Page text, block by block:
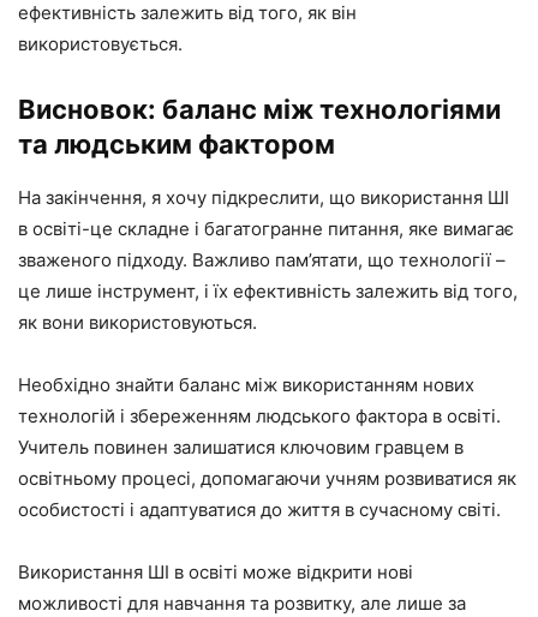
ефективність залежить від того, як він
використовується.
Висновок: баланс між технологіями
та людським фактором
На закінчення, я хочу підкреслити, що використання ШІ
в освіті-це складне і багатогранне питання, яке вимагає
зваженого підходу. Важливо пам’ятати, що технології –
це лише інструмент, і їх ефективність залежить від того,
як вони використовуються.
Необхідно знайти баланс між використанням нових
технологій і збереженням людського фактора в освіті.
Учитель повинен залишатися ключовим гравцем в
освітньому процесі, допомагаючи учням розвиватися як
особистості і адаптуватися до життя в сучасному світі.
Використання ШІ в освіті може відкрити нові
можливості для навчання та розвитку, але лише за